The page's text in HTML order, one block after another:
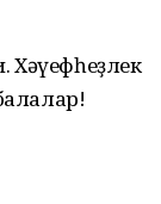
Хәүефһеҙлек